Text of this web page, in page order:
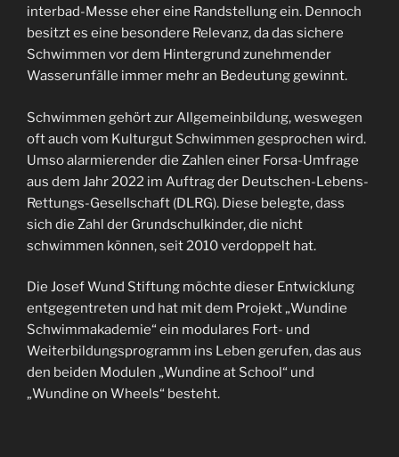
interbad-Messe eher eine Randstellung ein. Dennoch
besitzt es eine besondere Relevanz, da das sichere
Schwimmen vor dem Hintergrund zunehmender
Wasserunfälle immer mehr an Bedeutung gewinnt.
Schwimmen gehört zur Allgemeinbildung, weswegen
oft auch vom Kulturgut Schwimmen gesprochen wird.
Umso alarmierender die Zahlen einer Forsa-Umfrage
aus dem Jahr 2022 im Auftrag der Deutschen-Lebens-
Rettungs-Gesellschaft (DLRG). Diese belegte, dass
sich die Zahl der Grundschulkinder, die nicht
schwimmen können, seit 2010 verdoppelt hat.
Die Josef Wund Stiftung möchte dieser Entwicklung
entgegentreten und hat mit dem Projekt „Wundine
Schwimmakademie“ ein modulares Fort- und
Weiterbildungsprogramm ins Leben gerufen, das aus
den beiden Modulen „Wundine at School“ und
„Wundine on Wheels“ besteht.